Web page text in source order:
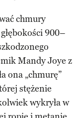
chmury
900–
Mandy Joye z
ona „chmurę”
stężenie
wykryła w